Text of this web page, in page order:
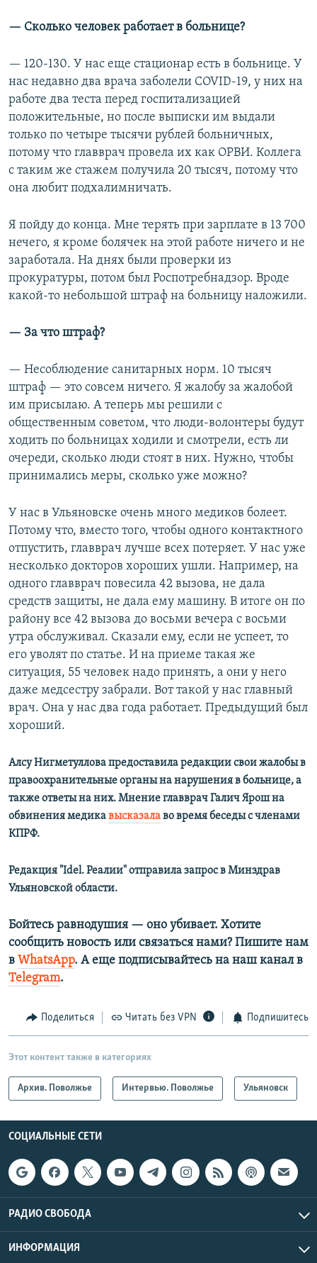
— Сколько человек работает в больнице?
— 120-130. У нас еще стационар есть в больнице. У
нас недавно два врача заболели COVID-19, у них на
работе два теста перед госпитализацией
положительные, но после выписки им выдали
только по четыре тысячи рублей больничных,
потому что главврач провела их как ОРВИ. Коллега
с таким же стажем получила 20 тысяч, потому что
она любит подхалимничать.
Я пойду до конца. Мне терять при зарплате в 13 700
нечего, я кроме болячек на этой работе ничего и не
заработала. На днях были проверки из
прокуратуры, потом был Роспотребнадзор. Вроде
какой-то небольшой штраф на больницу наложили.
— За что штраф?
— Несоблюдение санитарных норм. 10 тысяч
штраф — это совсем ничего. Я жалобу за жалобой
им присылаю. А теперь мы решили с
общественным советом, что люди-волонтеры будут
ходить по больницах ходили и смотрели, есть ли
очереди, сколько люди стоят в них. Нужно, чтобы
принимались меры, сколько уже можно?
У нас в Ульяновске очень много медиков болеет.
Потому что, вместо того, чтобы одного контактного
отпустить, главврач лучше всех потеряет. У нас уже
несколько докторов хороших ушли. Например, на
одного главврач повесила 42 вызова, не дала
средств защиты, не дала ему машину. В итоге он по
району все 42 вызова до восьми вечера с восьми
утра обслуживал. Сказали ему, если не успеет, то
его уволят по статье. И на приеме такая же
ситуация, 55 человек надо принять, а они у него
даже медсестру забрали. Вот такой у нас главный
врач. Она у нас два года работает. Предыдущий был
хороший.
Алсу Нигметуллова предоставила редакции свои жалобы в
правоохранительные органы на нарушения в больнице, а
также ответы на них. Мнение главврач Галич Ярош на
обвинения медикавысказалаво время беседы с членами
КПРФ.
Редакция "Idel. Реалии" отправила запрос в Минздрав
Ульяновской области.
Бойтесь равнодушия — оно убивает. Хотите
сообщить новость или связаться нами? Пишите нам
в WhatsApp. А еще подписывайтесь на наш канал в
Telegram.
Поделиться Читать без VPN Подпишитесь
Этот контент также в категориях
Архив. Поволжье Интервью. Поволжье Ульяновск
СОЦИАЛЬНЫЕ СЕТИ
РАДИО СВОБОДА
ИНФОРМАЦИЯ